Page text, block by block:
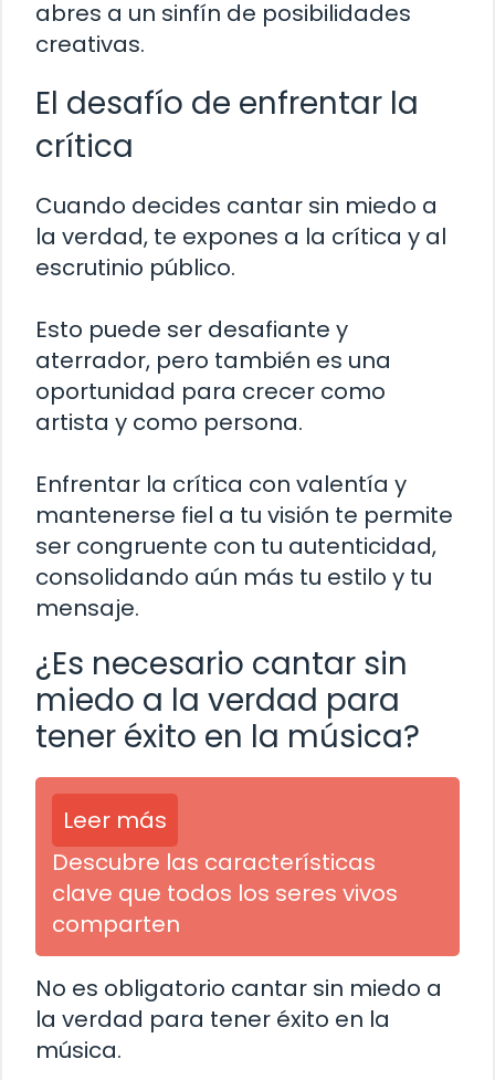
abres a un sinfín de posibilidades
creativas.
El desafío de enfrentar la
crítica
Cuando decides cantar sin miedo a
la verdad, te expones a la crítica y al
escrutinio público.
Esto puede ser desafiante y
aterrador, pero también es una
oportunidad para crecer como
artista y como persona.
Enfrentar la crítica con valentía y
mantenerse fiel a tu visión te permite
ser congruente con tu autenticidad,
consolidando aún más tu estilo y tu
mensaje.
¿Es necesario cantar sin
miedo a la verdad para
tener éxito en la música?
Leer más
Descubre las características
clave que todos los seres vivos
comparten
No es obligatorio cantar sin miedo a
la verdad para tener éxito en la
música.